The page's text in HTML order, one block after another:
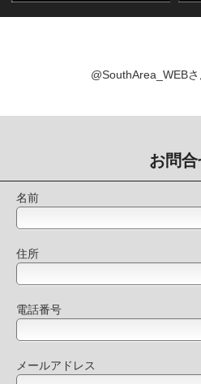
@SouthArea_WEB
お問
名前
住所
電話番号
メールアドレス